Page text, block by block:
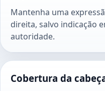
Mantenha uma
direita, salvo indicação
autoridade.
Cobertura da